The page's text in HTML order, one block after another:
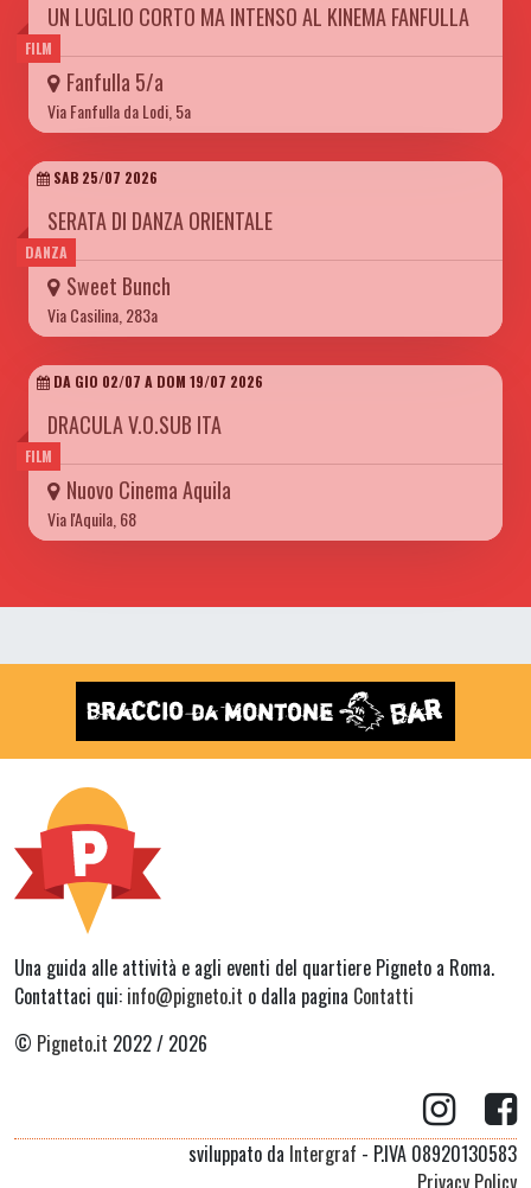
FILM
UN LUGLIO CORTO MA INTENSO AL KINEMA FANFULLA
Fanfulla 5/a
Via Fanfulla da Lodi, 5a
DANZA
SAB 25/07 2026
SERATA DI DANZA ORIENTALE
Sweet Bunch
Via Casilina, 283a
FILM
DA GIO 02/07 A DOM 19/07 2026
DRACULA V.O.SUB ITA
Nuovo Cinema Aquila
Via l'Aquila, 68
Una guida alle attività e agli eventi del quartiere Pigneto a Roma.
Contattaci qui: info@pigneto.it o dalla pagina Contatti
© Pigneto.it 2022 / 2026
sviluppato da Intergraf - P.IVA 08920130583
Privacy Policy